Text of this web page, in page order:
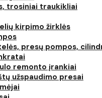
trosiniai traukikliai
kirpimo žirklės
presų pompos,
remonto įrankiai
užspaudimo presai